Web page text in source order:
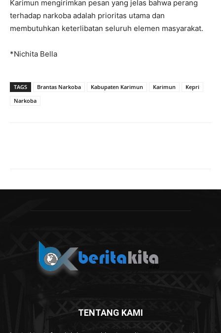
Karimun mengirimkan pesan yang jelas bahwa perang
terhadap narkoba adalah prioritas utama dan
membutuhkan keterlibatan seluruh elemen masyarakat.
*Nichita Bella
TAGS Brantas Narkoba Kabupaten Karimun Karimun
Kepri
Narkoba
TENTANG KAMI